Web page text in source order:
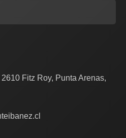
Fitz Roy, Punta Arenas,